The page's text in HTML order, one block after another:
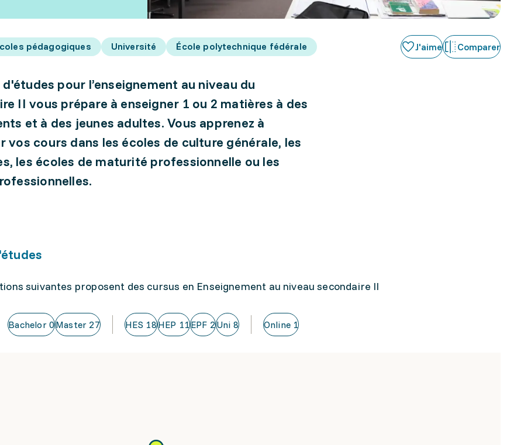
pédagogiques Université École polytechnique fédérale J'aime Comparer
pour l’enseignement au niveau du
II vous prépare à enseigner 1 ou 2 matières à des
et à des jeunes adultes. Vous apprenez à
vos cours dans les écoles de culture générale, les
les écoles de maturité professionnelle ou les
suivantes proposent des cursus en Enseignement au niveau secondaire II
Bachelor0Master 27 HES 18HEP 11EPF 2Uni 8 Online1